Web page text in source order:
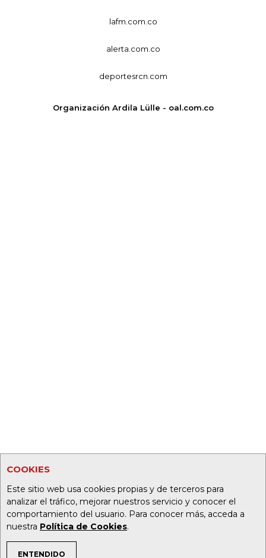
COOKIES
Este sitio web usa cookies propias y de terceros para
analizar el tráfico, mejorar nuestros servicio y conocer el
comportamiento del usuario. Para conocer más, acceda a
nuestra Política de Cookies.
ENTENDIDO
lafm.com.co
alerta.com.co
deportesrcn.com
Organización Ardila Lülle - oal.com.co